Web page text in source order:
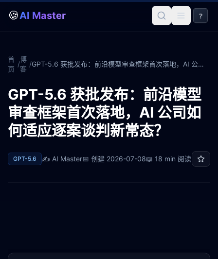
🍪AI Master ?
首
页
/
博
客
/ GPT-5.6 获批发布：前沿模型审查框架首次落地，AI 公司如何适应逐案谈判新常态？
GPT-5.6 获批发布：前沿模型
审查框架首次落地，AI 公司如
何适应逐案谈判新常态？
GPT-5.6 ✍️ AI Master📅 创建 2026-07-08📖 18 min 阅读